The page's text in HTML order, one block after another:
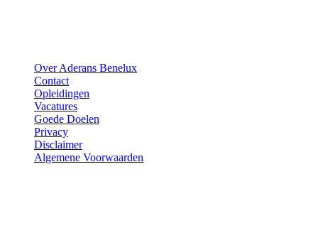
Over Aderans Benelux
Contact
Opleidingen
Vacatures
Goede Doelen
Privacy
Disclaimer
Algemene Voorwaarden